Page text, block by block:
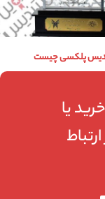
پلکسی چیست
یا